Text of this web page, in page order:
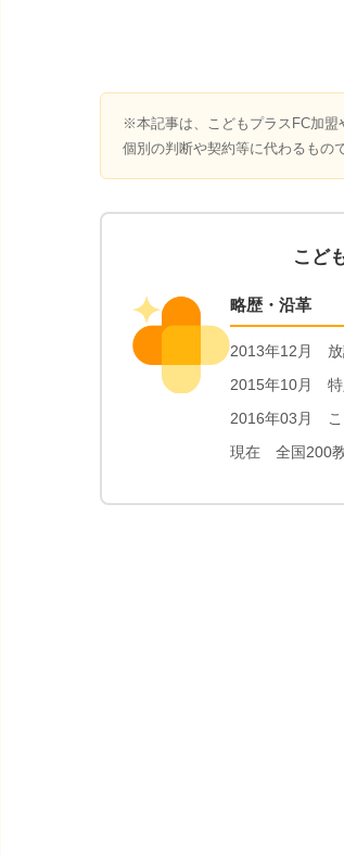
※本記事は、こどもプラスFC加盟
個別の判断や契約等に代わるもの
こど
略歴・沿革
2013年12月 放
2015年10月 特
2016年03月 こ
現在 全国200教